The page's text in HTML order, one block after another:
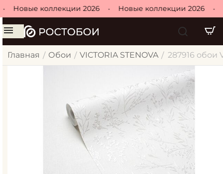
Новые коллекции 2026 Новые коллекции 2026
Главная / Обои / VICTORIA STENOVA / 287916 обои